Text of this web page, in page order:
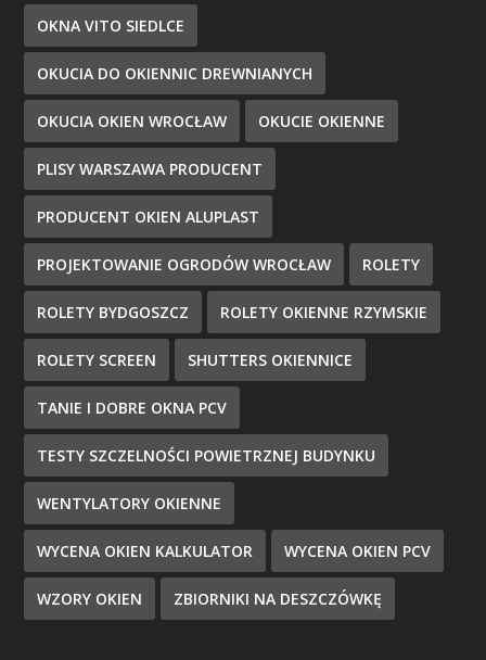
OKNA VITO SIEDLCE
OKUCIA DO OKIENNIC DREWNIANYCH
OKUCIA OKIEN WROCŁAW OKUCIE OKIENNE
PLISY WARSZAWA PRODUCENT
PRODUCENT OKIEN ALUPLAST
PROJEKTOWANIE OGRODÓW WROCŁAW ROLETY
ROLETY BYDGOSZCZ ROLETY OKIENNE RZYMSKIE
ROLETY SCREEN SHUTTERS OKIENNICE
TANIE I DOBRE OKNA PCV
TESTY SZCZELNOŚCI POWIETRZNEJ BUDYNKU
WENTYLATORY OKIENNE
WYCENA OKIEN KALKULATOR WYCENA OKIEN PCV
WZORY OKIEN ZBIORNIKI NA DESZCZÓWKĘ